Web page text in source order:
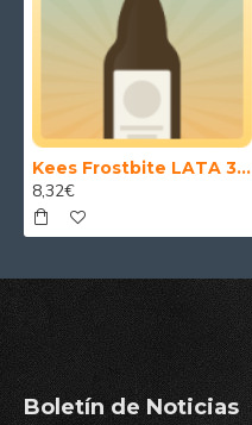
Kees Frostbite LATA 33 cl.
8,32€
Boletín de Noticias